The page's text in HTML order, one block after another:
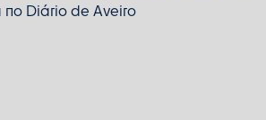
no Diário de Aveiro